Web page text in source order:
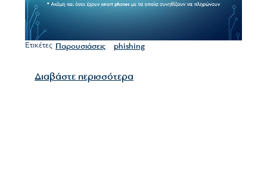
Ετικέτες Παρουσιάσεις phishing
Διαβάστε περισσότερα